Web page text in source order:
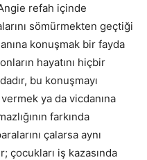
refah içinde
sömürmekten geçtiği
konuşmak bir fayda
hayatını hiçbir
bu konuşmayı
ya da vicdanına
farkında
çalarsa aynı
çocukları iş kazasında